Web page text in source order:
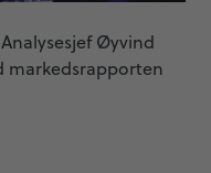
Analysesjef Øyvind
markedsrapporten